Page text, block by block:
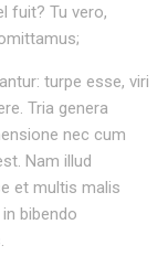
fuit? Tu vero,
turpe esse, viri
Tria genera
nec cum
Nam illud
et multis malis
bibendo